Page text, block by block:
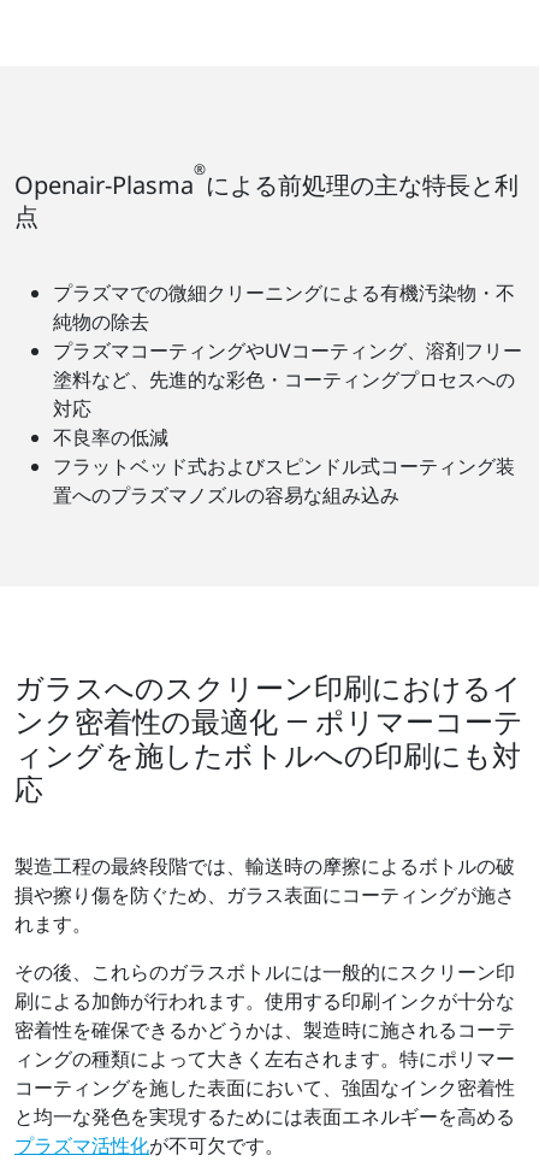
Openair-Plasma®による前処理の主な特長と利
点
プラズマでの微細クリーニングによる有機汚染物・不
純物の除去
プラズマコーティングやUVコーティング、溶剤フリー
塗料など、先進的な彩色・コーティングプロセスへの
対応
不良率の低減
フラットベッド式およびスピンドル式コーティング装
置へのプラズマノズルの容易な組み込み
ガラスへのスクリーン印刷におけるイ
ンク密着性の最適化 ― ポリマーコーテ
ィングを施したボトルへの印刷にも対
応
製造工程の最終段階では、輸送時の摩擦によるボトルの破
損や擦り傷を防ぐため、ガラス表面にコーティングが施さ
れます。
その後、これらのガラスボトルには一般的にスクリーン印
刷による加飾が行われます。使用する印刷インクが十分な
密着性を確保できるかどうかは、製造時に施されるコーテ
ィングの種類によって大きく左右されます。特にポリマー
コーティングを施した表面において、強固なインク密着性
と均一な発色を実現するためには表面エネルギーを高める
プラズマ活性化が不可欠です。